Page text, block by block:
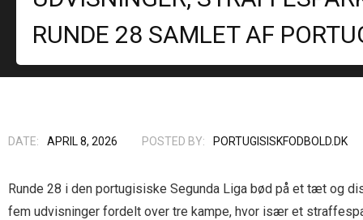
RUNDE 28 SAMLET AF
DATE: APRIL 8, 2026 POSTED BY: PORTUGISISKFODBOLD.DK
Runde 28 i den portugisiske Segunda Liga bød på et tæt og
fem udvisninger fordelt over tre kampe, hvor især et